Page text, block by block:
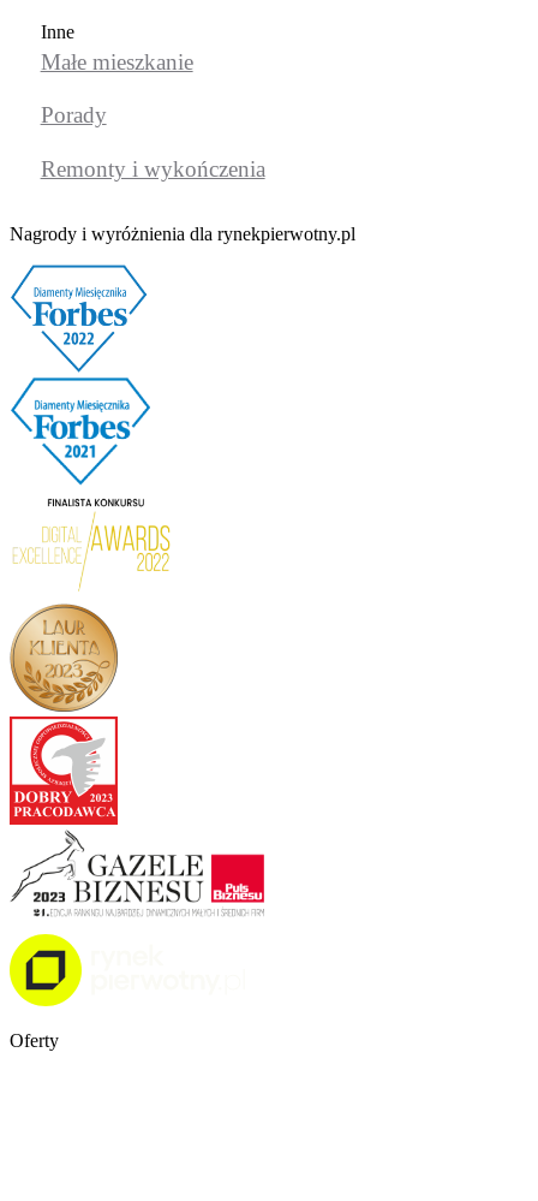
Inne
Małe mieszkanie
Porady
Remonty i wykończenia
Nagrody i wyróżnienia dla rynekpierwotny.pl
Oferty